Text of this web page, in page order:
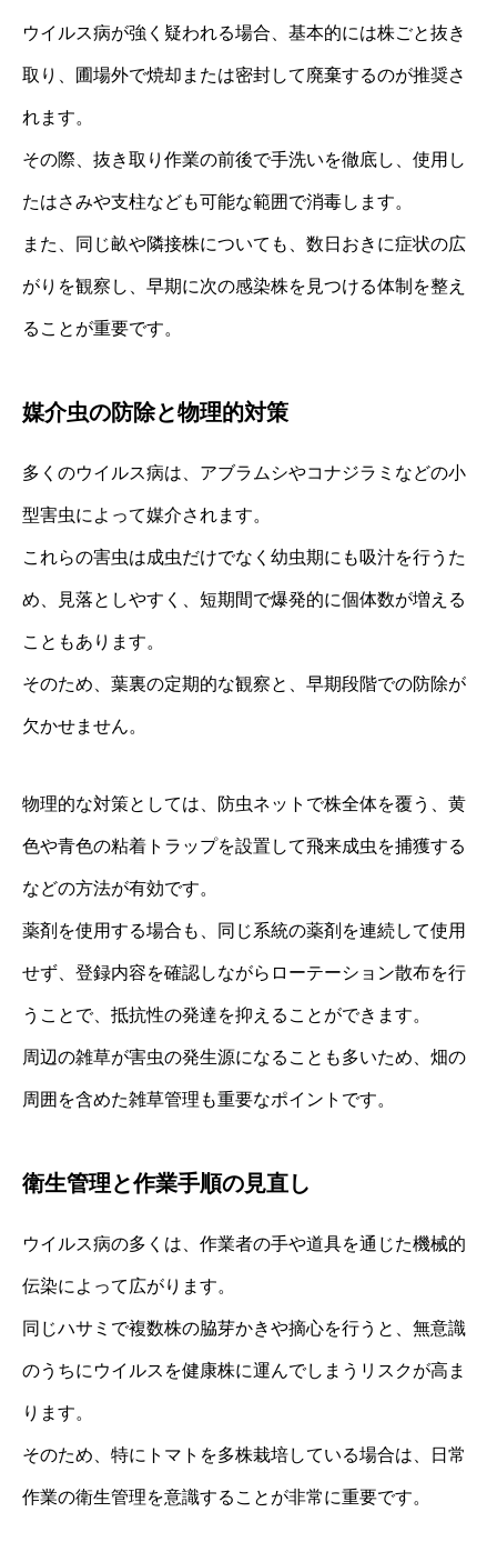
ウイルス病が強く疑われる場合、基本的には株ごと抜き
取り、圃場外で焼却または密封して廃棄するのが推奨さ
れます。
その際、抜き取り作業の前後で手洗いを徹底し、使用し
たはさみや支柱なども可能な範囲で消毒します。
また、同じ畝や隣接株についても、数日おきに症状の広
がりを観察し、早期に次の感染株を見つける体制を整え
ることが重要です。
媒介虫の防除と物理的対策
多くのウイルス病は、アブラムシやコナジラミなどの小
型害虫によって媒介されます。
これらの害虫は成虫だけでなく幼虫期にも吸汁を行うた
め、見落としやすく、短期間で爆発的に個体数が増える
こともあります。
そのため、葉裏の定期的な観察と、早期段階での防除が
欠かせません。
物理的な対策としては、防虫ネットで株全体を覆う、黄
色や青色の粘着トラップを設置して飛来成虫を捕獲する
などの方法が有効です。
薬剤を使用する場合も、同じ系統の薬剤を連続して使用
せず、登録内容を確認しながらローテーション散布を行
うことで、抵抗性の発達を抑えることができます。
周辺の雑草が害虫の発生源になることも多いため、畑の
周囲を含めた雑草管理も重要なポイントです。
衛生管理と作業手順の見直し
ウイルス病の多くは、作業者の手や道具を通じた機械的
伝染によって広がります。
同じハサミで複数株の脇芽かきや摘心を行うと、無意識
のうちにウイルスを健康株に運んでしまうリスクが高ま
ります。
そのため、特にトマトを多株栽培している場合は、日常
作業の衛生管理を意識することが非常に重要です。